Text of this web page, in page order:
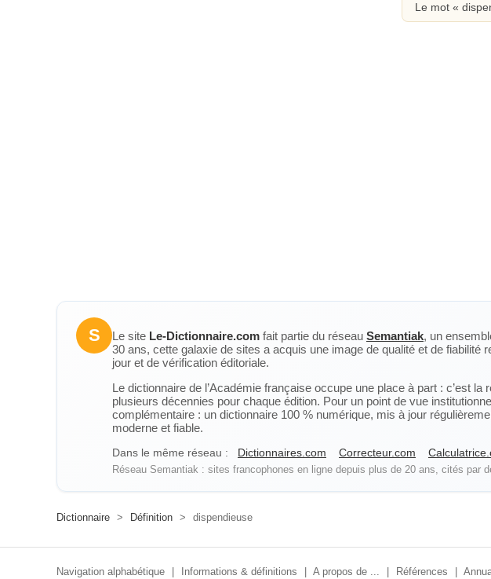
Le mot «
S Le site Le-Dictionnaire.com fait partie du réseau Semantiak, un
30 ans, cette galaxie de sites a acquis une image de qualité et de fiabilité
jour et de vérification éditoriale.
Le dictionnaire de l’Académie française occupe une place à part : c’est
plusieurs décennies pour chaque édition. Pour un point de vue
complémentaire : un dictionnaire 100 % numérique, mis à jour
moderne et fiable.
Dans le même réseau : Dictionnaires.com Correcteur.com
Réseau Semantiak : sites francophones en ligne depuis plus de 20 ans, cités par
Dictionnaire > Définition > dispendieuse
Navigation alphabétique Informations & définitions A propos de ... Références